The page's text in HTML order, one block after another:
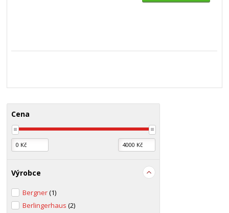
Cena
Výrobce
Bergner(1)
Berlingerhaus(2)